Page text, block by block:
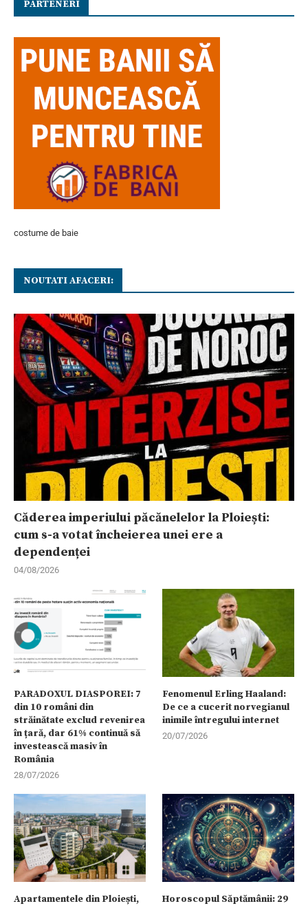
PARTENERI
costume de baie
NOUTATI AFACERI:
Căderea imperiului păcănelelor la Ploiești:
cum s-a votat încheierea unei ere a
dependenței
04/08/2026
PARADOXUL DIASPOREI: 7
din 10 români din
străinătate exclud revenirea
în țară, dar 61% continuă să
investească masiv în
România
28/07/2026
Fenomenul Erling Haaland:
De ce a cucerit norvegianul
inimile întregului internet
20/07/2026
Apartamentele din Ploiești,
Horoscopul Săptămânii: 29